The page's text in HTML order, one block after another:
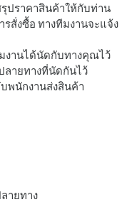
ปราคาสินค้าให้กับท่าน
สั่งซื้อ ทางทีมงานจะแจ้ง
งานได้นัดกับทางคุณไว้
ลายทางที่นัดกันไว้
พนักงานส่งสินค้า
ายทาง